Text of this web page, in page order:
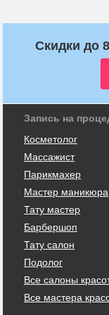
Скидки до
Запись на
Косметолог
Массажист
Парикмахер
Мастер маникюра
Тату мастер
Барбершоп
Тату салон
Подолог
Все салоны
Все мастера